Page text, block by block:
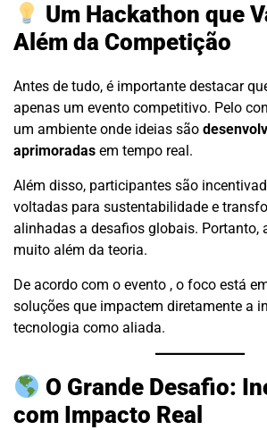
Um Hackathon que
Além da Competição
Antes de tudo, é importante destacar
apenas um evento competitivo. Pelo
um ambiente onde ideias são
aprimoradas em tempo real.
Além disso, participantes são
voltadas para sustentabilidade e
alinhadas a desafios globais. Portanto,
muito além da teoria.
De acordo com o evento , o foco está
soluções que impactem diretamente a
tecnologia como aliada.
O Grande Desafio:
com Impacto Real